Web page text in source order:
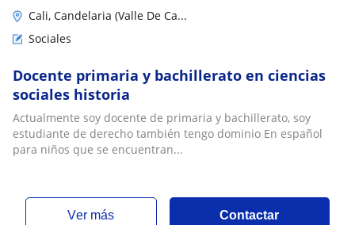
Cali, Candelaria (Valle De Ca...
Sociales
Docente primaria y bachillerato en ciencias
sociales historia
Actualmente soy docente de primaria y bachillerato, soy
estudiante de derecho también tengo dominio En español
para niños que se encuentran...
ver más Contactar